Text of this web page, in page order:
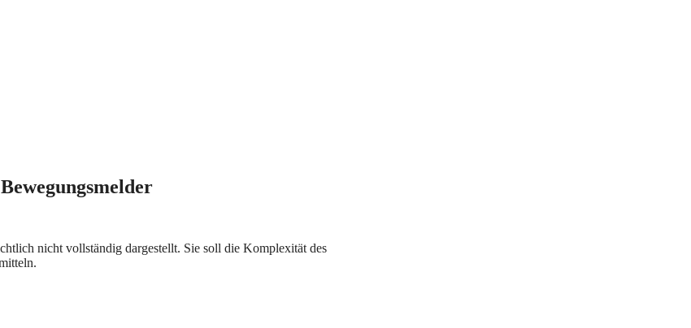
nicht vollständig dargestellt. Sie soll die Komplexität des